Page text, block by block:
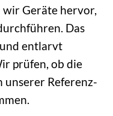
wir Geräte hervor,
Das
entlarvt
prüfen, ob die
unserer Referenz-